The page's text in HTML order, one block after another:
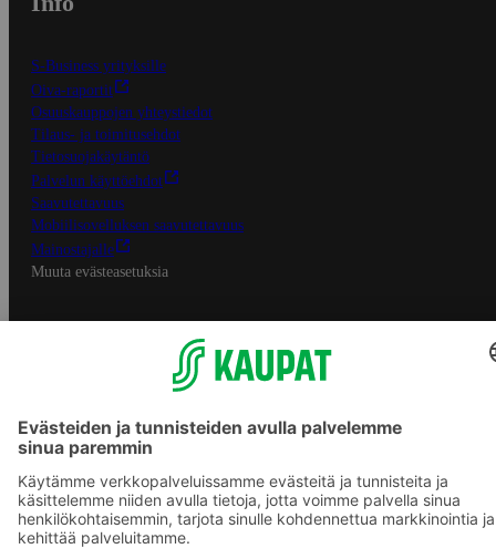
S-Business yrityksille
Oiva-raportit
Osuuskauppojen yhteystiedot
Tilaus- ja toimitusehdot
Tietosuojakäytäntö
Palvelun käyttöehdot
Saavutettavuus
Mobiilisovelluksen saavutettavuus
Mainostajalle
Muuta evästeasetuksia
S-ryhmän palvelut
S-ryhmä
Asiakasomistajuus
S-ostoslista -sovellus
Prisma.fi
Sokos.fi